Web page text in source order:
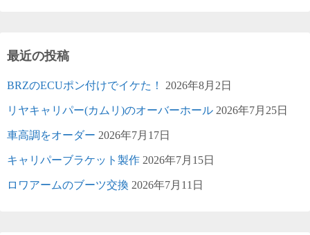
最近の投稿
BRZのECUポン付けでイケた！ 2026年8月2日
リヤキャリパー(カムリ)のオーバーホール 2026年7月25日
車高調をオーダー 2026年7月17日
キャリパーブラケット製作 2026年7月15日
ロワアームのブーツ交換 2026年7月11日